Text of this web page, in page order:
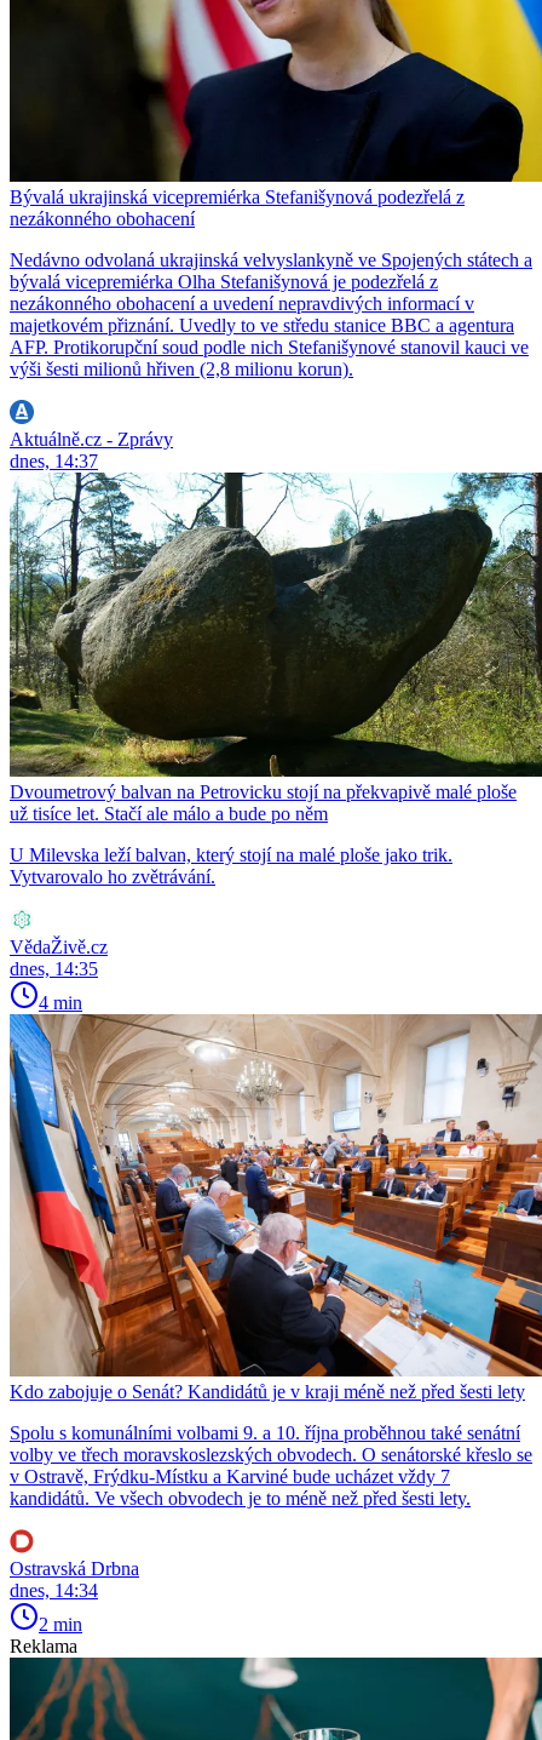
Bývalá ukrajinská vicepremiérka Stefanišynová podezřelá z
nezákonného obohacení
Nedávno odvolaná ukrajinská velvyslankyně ve Spojených státech a
bývalá vicepremiérka Olha Stefanišynová je podezřelá z
nezákonného obohacení a uvedení nepravdivých informací v
majetkovém přiznání. Uvedly to ve středu stanice BBC a agentura
AFP. Protikorupční soud podle nich Stefanišynové stanovil kauci ve
výši šesti milionů hřiven (2,8 milionu korun).
Aktuálně.cz - Zprávy
dnes, 14:37
Dvoumetrový balvan na Petrovicku stojí na překvapivě malé ploše
už tisíce let. Stačí ale málo a bude po něm
U Milevska leží balvan, který stojí na malé ploše jako trik.
Vytvarovalo ho zvětrávání.
VědaŽivě.cz
dnes, 14:35
4 min
Kdo zabojuje o Senát? Kandidátů je v kraji méně než před šesti lety
Spolu s komunálními volbami 9. a 10. října proběhnou také senátní
volby ve třech moravskoslezských obvodech. O senátorské křeslo se
v Ostravě, Frýdku-Místku a Karviné bude ucházet vždy 7
kandidátů. Ve všech obvodech je to méně než před šesti lety.
Ostravská Drbna
dnes, 14:34
2 min
Reklama